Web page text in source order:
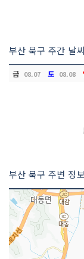
부산 북구 주간 날씨
금 08.07 토 08.08
부산 북구 주변 정보